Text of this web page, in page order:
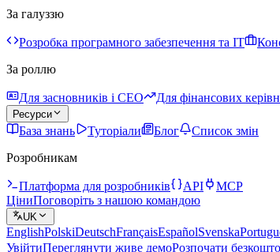
За галуззю
Розробка програмного забезпечення та IT
За роллю
Для засновників і CEO Для фінансових
Ресурси
База знань Туторіали Блог
Список змін
Розробникам
Платформа для розробників API
MCP
ЦіниПоговоріть з нашою командою
UK
EnglishPolskiDeutschFrançaisEspañolSvenska
УвійтиПереглянути живе демоРозпочати